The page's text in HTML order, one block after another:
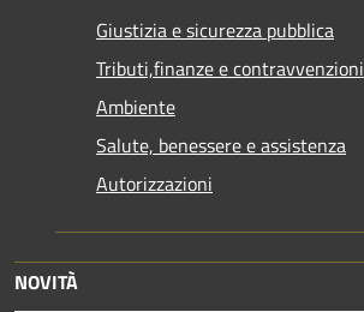
Giustizia e sicurezza pubblica
Tributi,finanze e contravvenzioni
Ambiente
Salute, benessere e assistenza
Autorizzazioni
NOVITÀ